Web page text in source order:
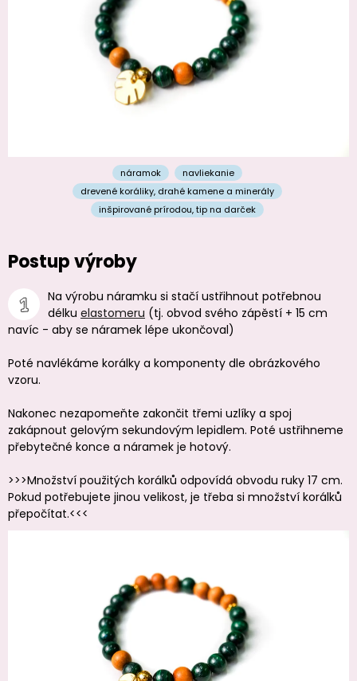
náramok
navliekanie
drevené koráliky, drahé kamene a minerály
inšpirované prírodou,tip na darček
Postup výroby
Na výrobu náramku si stačí ustřihnout potřebnou
délku elastomeru (tj. obvod svého zápěstí + 15 cm
navíc - aby se náramek lépe ukončoval)
Poté navlékáme korálky a komponenty dle obrázkového
vzoru.
Nakonec nezapomeňte zakončit třemi uzlíky a spoj
zakápnout gelovým sekundovým lepidlem. Poté ustřihneme
přebytečné konce a náramek je hotový.
>>>Množství použitých korálků odpovídá obvodu ruky 17 cm.
Pokud potřebujete jinou velikost, je třeba si množství korálků
přepočítat.<<<